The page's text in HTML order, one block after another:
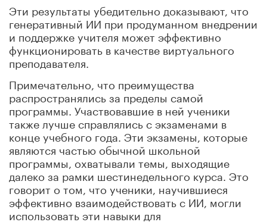
Эти результаты убедительно доказывают, что
генеративный ИИ при продуманном внедрении
и поддержке учителя может эффективно
функционировать в качестве виртуального
преподавателя.
Примечательно, что преимущества
распространялись за пределы самой
программы. Участвовавшие в ней ученики
также лучше справлялись с экзаменами в
конце учебного года. Эти экзамены, которые
являются частью обычной школьной
программы, охватывали темы, выходящие
далеко за рамки шестинедельного курса. Это
говорит о том, что ученики, научившиеся
эффективно взаимодействовать с ИИ, могли
использовать эти навыки для